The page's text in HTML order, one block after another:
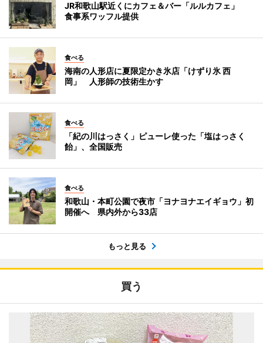
JR和歌山駅近くにカフェ＆バー「ルルカフェ」
食事系ワッフル提供
食べる
海南の人形店に夏限定かき氷店「けずり氷 西
岡」 人形師の技術生かす
食べる
「紀の川はっさく」ピューレ使った「塩はっさく
飴」、全国販売
食べる
和歌山・本町公園で夜市「ヨナヨナエイギョウ」初
開催へ 県内外から33店
もっと見る
買う